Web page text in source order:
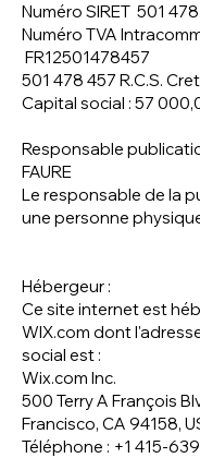
Numéro SIRET 501
Numéro TVA
FR12501478457
501 478 457 R.C.S.
Capital social : 57
Responsable
FAURE
Le responsable de la
une personne
Hébergeur :
Ce site internet est
WIX.com dont
social est :
Wix.com Inc.
500 Terry A François
Francisco, CA 94158,
Téléphone : +1 415-